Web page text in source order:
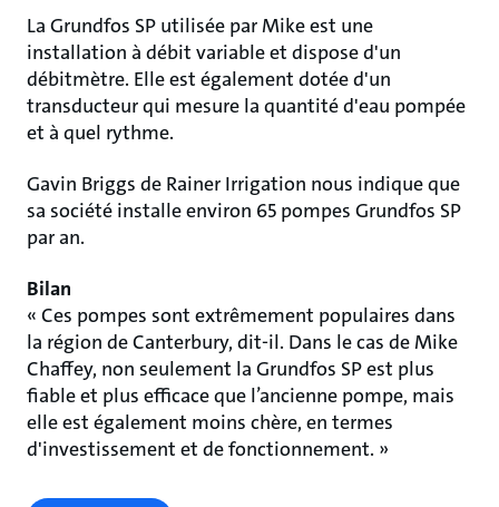
La Grundfos SP utilisée par Mike est une
installation à débit variable et dispose d'un
débitmètre. Elle est également dotée d'un
transducteur qui mesure la quantité d'eau pompée
et à quel rythme.
Gavin Briggs de Rainer Irrigation nous indique que
sa société installe environ 65 pompes Grundfos SP
par an.
Bilan
« Ces pompes sont extrêmement populaires dans
la région de Canterbury, dit-il. Dans le cas de Mike
Chaffey, non seulement la Grundfos SP est plus
fiable et plus efficace que l’ancienne pompe, mais
elle est également moins chère, en termes
d'investissement et de fonctionnement. »